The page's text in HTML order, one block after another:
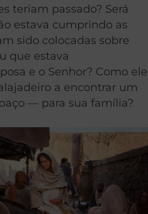
teriam passado? Será
estava cumprindo as
sido colocadas sobre
que estava
e o Senhor? Como ele
a encontrar um
— para sua família?